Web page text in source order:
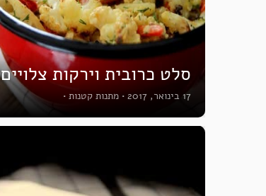
סלט כרובית וירקות צלויים
17 בינואר, 2017 • מתנות קטנות •